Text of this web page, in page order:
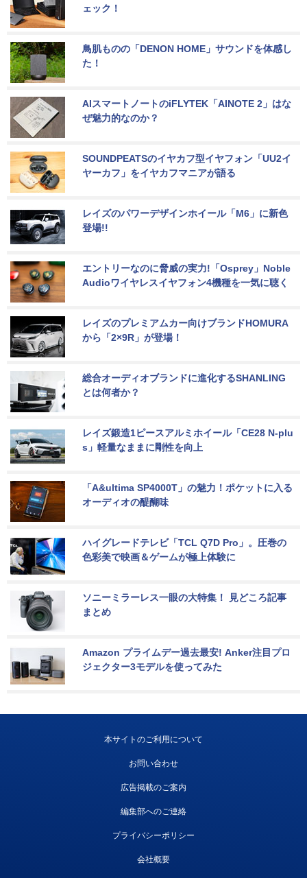
ェック！
鳥肌ものの「DENON HOME」サウンドを体感し
た！
AIスマートノートのiFLYTEK「AINOTE 2」はな
ぜ魅力的なのか？
SOUNDPEATSのイヤカフ型イヤフォン「UU2イ
ヤーカフ」をイヤカフマニアが語る
レイズのパワーデザインホイール「M6」に新色
登場!!
エントリーなのに脅威の実力!「Osprey」Noble
Audioワイヤレスイヤフォン4機種を一気に聴く
レイズのプレミアムカー向けブランドHOMURA
から「2×9R」が登場！
総合オーディオブランドに進化するSHANLING
とは何者か？
レイズ鍛造1ピースアルミホイール「CE28 N-plu
s」軽量なままに剛性を向上
「A&ultima SP4000T」の魅力！ポケットに入る
オーディオの醍醐味
ハイグレードテレビ「TCL Q7D Pro」。圧巻の
色彩美で映画＆ゲームが極上体験に
ソニーミラーレス一眼の大特集！ 見どころ記事
まとめ
Amazon プライムデー過去最安! Anker注目プロ
ジェクター3モデルを使ってみた
本サイトのご利用について
お問い合わせ
広告掲載のご案内
編集部へのご連絡
プライバシーポリシー
会社概要